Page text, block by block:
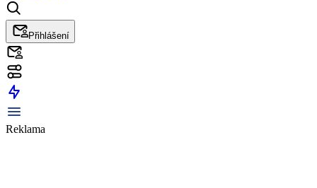
Přihlášení
Reklama